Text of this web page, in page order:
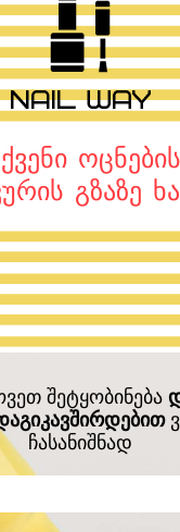
ოცნების
გზაზე
შეტყობინება
ჩასანიშნად